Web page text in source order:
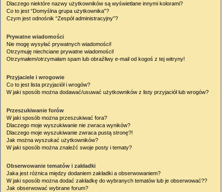
Dlaczego niektóre nazwy użytkowników są wyświetlane innymi kolorami?
Co to jest “Domyślna grupa użytkownika”?
Czym jest odnośnik “Zespół administracyjny”?
Prywatne wiadomości
Nie mogę wysyłać prywatnych wiadomości!
Otrzymuję niechciane prywatne wiadomości!
Otrzymałem/otrzymałam spam lub obraźliwy e-mail od kogoś z tej witryny!
Przyjaciele i wrogowie
Co to jest lista przyjaciół i wrogów?
W jaki sposób można dodawać/usuwać użytkowników z listy przyjaciół lub wrogów?
Przeszukiwanie forów
W jaki sposób można przeszukiwać fora?
Dlaczego moje wyszukiwanie nie zwraca wyników?
Dlaczego moje wyszukiwanie zwraca pustą stronę?!
Jak można wyszukać użytkowników?
W jaki sposób można znaleźć swoje posty i tematy?
Obserwowanie tematów i zakładki
Jaka jest różnica między dodaniem zakładki a obserwowaniem?
W jaki sposób można dodać zakładkę do wybranych tematów lub je obserwować??
Jak obserwować wybrane forum?